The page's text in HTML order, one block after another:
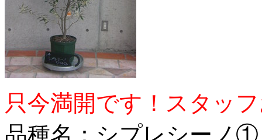
只今満開です！スタッ
品種名：シプレシーノ